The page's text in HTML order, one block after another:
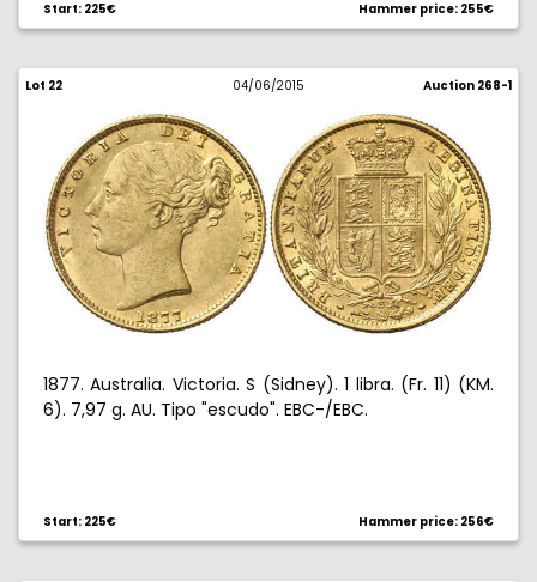
Start: 225€ Hammer price: 255€
Lot 22 04/06/2015 Auction 268-1
1877. Australia. Victoria. S (Sidney). 1 libra. (Fr. 11) (KM.
6). 7,97 g. AU. Tipo "escudo". EBC-/EBC.
Start: 225€ Hammer price: 256€